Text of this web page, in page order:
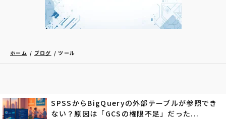
ホーム ブログ ツール
SPSSからBigQueryの外部テーブルが参照でき
ない？原因は「GCSの権限不足」だった...